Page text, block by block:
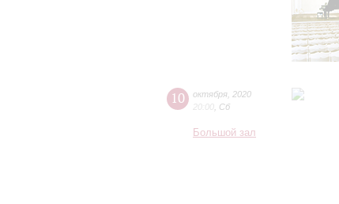
10 октября 2020
20:00 Сб
Большой зал